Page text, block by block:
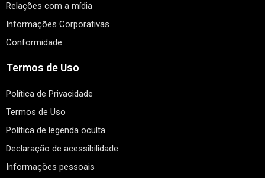
Relações com a mídia
Informações Corporativas
Conformidade
Termos de Uso
Política de Privacidade
Termos de Uso
Política de legenda oculta
Declaração de acessibilidade
Informações pessoais